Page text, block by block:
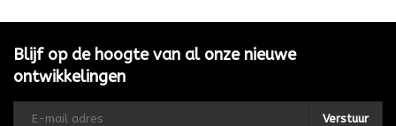
Blijf op de hoogte van al onze nieuwe
ontwikkelingen
Verstuur